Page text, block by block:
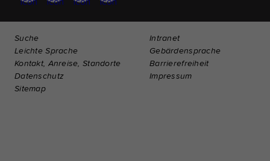
Suche
Intranet
Leichte Sprache
Gebärdensprache
Kontakt, Anreise, Standorte
Barrierefreiheit
Datenschutz
Impressum
Sitemap